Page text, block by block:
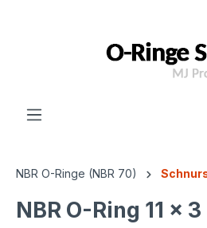
NBR O-Ringe (NBR 70)
NBR O-Ring 11 x